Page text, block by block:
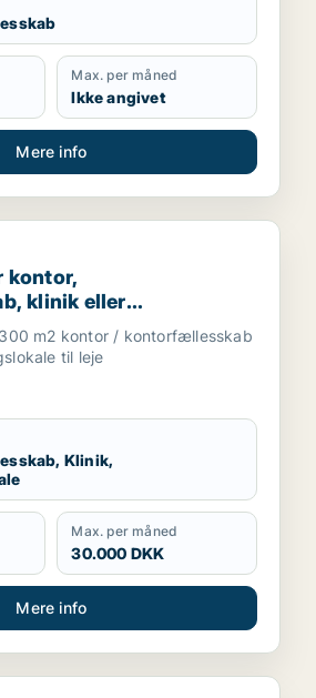
Max. per måned
Ikke angivet
Mere info
produktionslokaler
kontorfællesskab, klinik eller
kontor,
klinik eller
til leje i København
m2 kontor / kontorfællesskab
til leje
Klinik,
Max. per måned
30.000 DKK
Mere info